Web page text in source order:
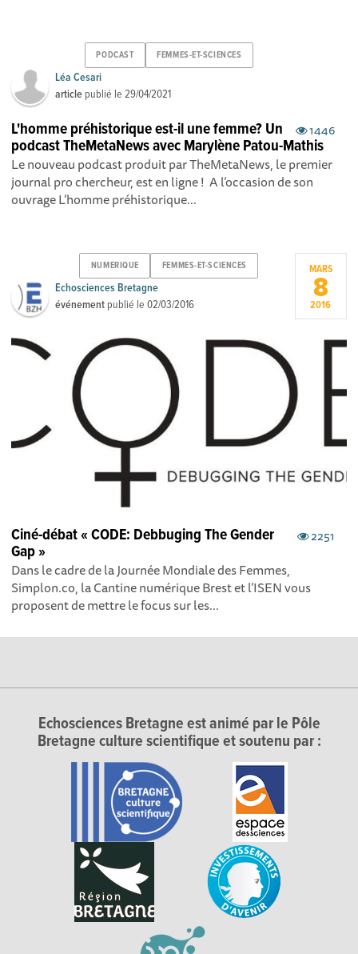
PODCAST FEMMES-ET-SCIENCES
Léa Cesari
article publié le29/04/2021
1446
L'homme préhistorique est-il une femme? Un
podcast TheMetaNews avec Marylène Patou-Mathis
Le nouveau podcast produit par TheMetaNews, le premier
journal pro chercheur, est en ligne ! A l’occasion de son
ouvrage L’homme préhistorique...
NUMERIQUE FEMMES-ET-SCIENCES
Echosciences Bretagne
événement publié le02/03/2016
MARS
8
2016
2251
Ciné-débat « CODE: Debbuging The Gender
Gap »
Dans le cadre de la Journée Mondiale des Femmes,
Simplon.co, la Cantine numérique Brest et l’ISEN vous
proposent de mettre le focus sur les...
Echosciences Bretagne est animé par le Pôle
Bretagne culture scientifique et soutenu par :